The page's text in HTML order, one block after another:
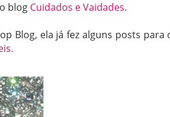
blog Cuidados e Vaidades.
Blog, ela já fez alguns posts para